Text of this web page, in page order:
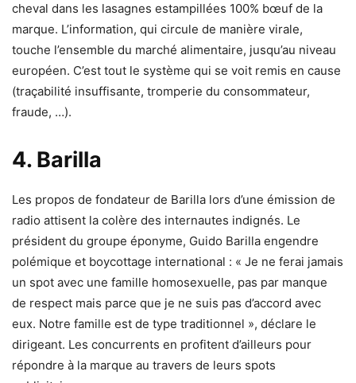
cheval dans les lasagnes estampillées 100% bœuf de la
marque. L’information, qui circule de manière virale,
touche l’ensemble du marché alimentaire, jusqu’au niveau
européen. C’est tout le système qui se voit remis en cause
(traçabilité insuffisante, tromperie du consommateur,
fraude, …).
4. Barilla
Les propos de fondateur de Barilla lors d’une émission de
radio attisent la colère des internautes indignés. Le
président du groupe éponyme, Guido Barilla engendre
polémique et boycottage international : « Je ne ferai jamais
un spot avec une famille homosexuelle, pas par manque
de respect mais parce que je ne suis pas d’accord avec
eux. Notre famille est de type traditionnel », déclare le
dirigeant. Les concurrents en profitent d’ailleurs pour
répondre à la marque au travers de leurs spots